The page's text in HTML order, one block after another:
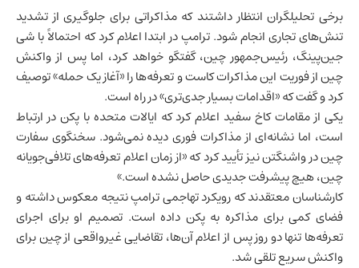
برخی تحلیلگران انتظار داشتند که مذاکراتی برای جلوگیری از تشدید
تنش‌های تجاری انجام شود. ترامپ در ابتدا اعلام کرد که احتمالاً با شی
جین‌پینگ، رئیس‌جمهور چین، گفتگو خواهد کرد، اما پس از واکنش
چین از فوریت این مذاکرات کاست و تعرفه‌ها را «آغاز یک حمله» توصیف
کرد و گفت که «اقدامات بسیار جدی‌تری» در راه است.
یکی از مقامات کاخ سفید اعلام کرد که ایالات متحده با پکن در ارتباط
است، اما نشانه‌ای از مذاکرات فوری دیده نمی‌شود. سخنگوی سفارت
چین در واشنگتن نیز تأیید کرد که «از زمان اعلام تعرفه‌های تلافی‌جویانه
چین، هیچ پیشرفت جدیدی حاصل نشده است.»
کارشناسان معتقدند که رویکرد تهاجمی ترامپ نتیجه معکوس داشته و
فضای کمی برای مذاکره به پکن داده است. تصمیم او برای اجرای
تعرفه‌ها تنها دو روز پس از اعلام آن‌ها، تقاضایی غیرواقعی از چین برای
واکنش سریع تلقی شد.